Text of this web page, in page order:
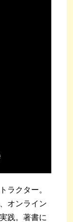
ラクター。
オンライン
践。著書に